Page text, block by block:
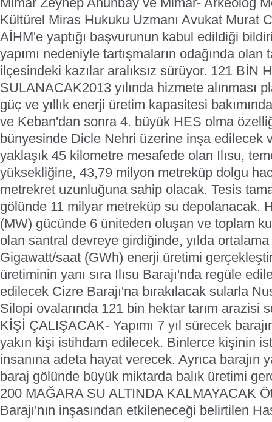
Kültürel Miras Hukuku Uzmanı Avukat Murat
AİHM'e yaptığı başvurunun kabul edildiği
yapımı nedeniyle tartışmaların odağında
ilçesindeki kazılar aralıksız sürüyor. 121 BİN
SULANACAK2013 yılında hizmete alınması
güç ve yıllık enerji üretim kapasitesi
ve Keban'dan sonra 4. büyük HES olma
bünyesinde Dicle Nehri üzerine inşa edilecek
yaklaşık 45 kilometre mesafede olan Ilısu,
yüksekliğine, 43,79 milyon metreküp dolgu
metrekret uzunluğuna sahip olacak. Tesis
gölünde 11 milyar metreküp su depolanacak.
(MW) gücünde 6 üniteden oluşan ve toplam
olan santral devreye girdiğinde, yılda
Gigawatt/saat (GWh) enerji üretimi
üretiminin yanı sıra Ilısu Barajı'nda regüle
edilecek Cizre Barajı'na bırakılacak sularla
Silopi ovalarında 121 bin hektar tarım arazisi
KİŞİ ÇALIŞACAK- Yapımı 7 yıl sürecek
yakın kişi istihdam edilecek. Binlerce kişinin
insanına adeta hayat verecek. Ayrıca barajın
baraj gölünde büyük miktarda balık üretimi
200 MAĞARA SU ALTINDA KALMAYACAK
Barajı'nın inşasından etkileneceği belirtilen